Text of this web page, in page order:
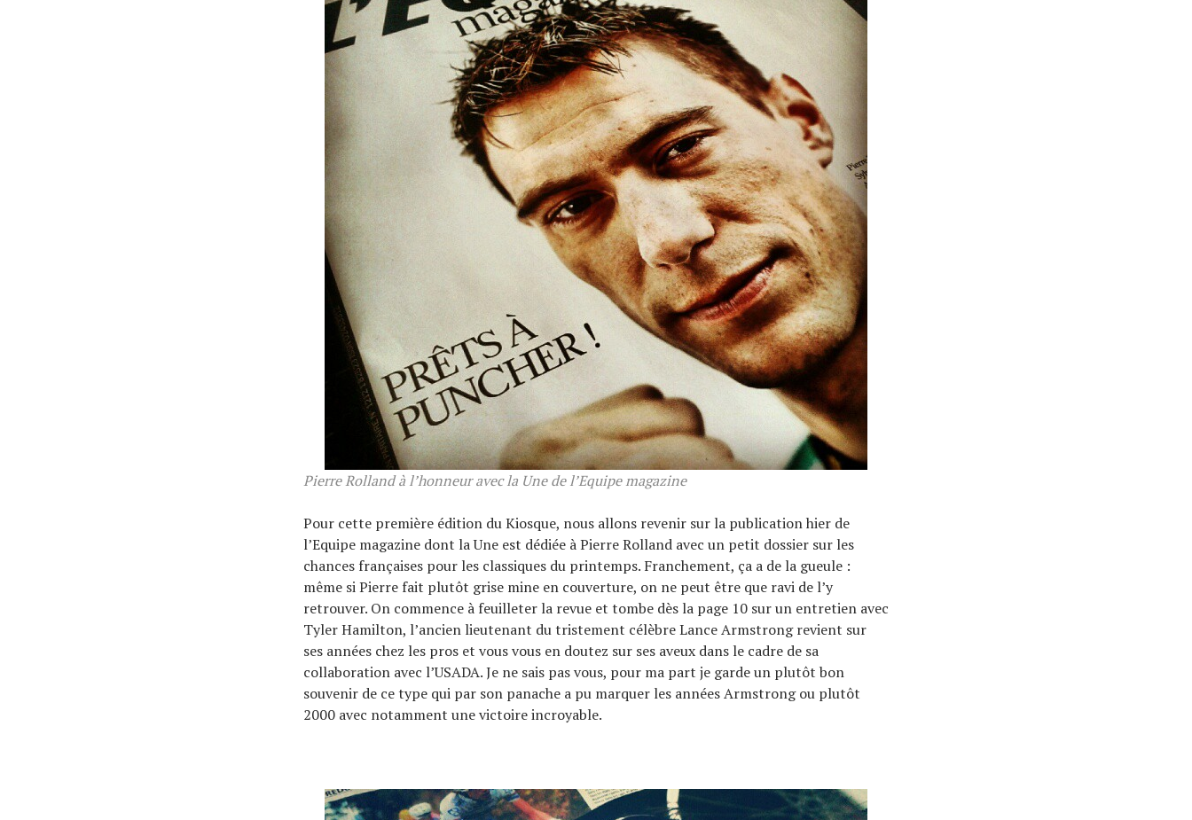
Pierre Rolland à l’honneur avec la Une de l’Equipe magazine
Pour cette première édition du Kiosque, nous allons revenir sur la publication hier de
l’Equipe magazine dont la Une est dédiée à Pierre Rolland avec un petit dossier sur les
chances françaises pour les classiques du printemps. Franchement, ça a de la gueule :
même si Pierre fait plutôt grise mine en couverture, on ne peut être que ravi de l’y
retrouver. On commence à feuilleter la revue et tombe dès la page 10 sur un entretien avec
Tyler Hamilton, l’ancien lieutenant du tristement célèbre Lance Armstrong revient sur
ses années chez les pros et vous vous en doutez sur ses aveux dans le cadre de sa
collaboration avec l’USADA. Je ne sais pas vous, pour ma part je garde un plutôt bon
souvenir de ce type qui par son panache a pu marquer les années Armstrong ou plutôt
2000 avec notamment une victoire incroyable.